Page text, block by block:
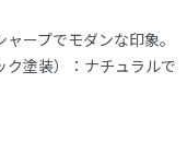
ープでモダンな印象。
塗装）：ナチュラルで